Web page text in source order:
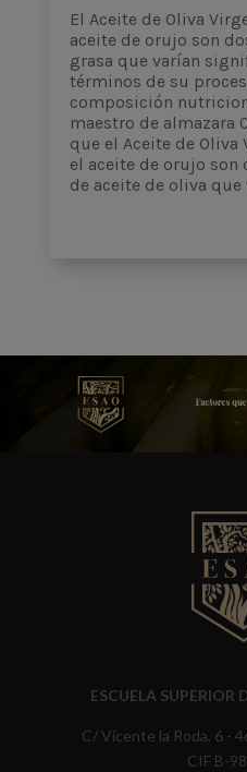
El Aceite de Oliva
aceite de orujo son
grasa que varían
términos de su
composición
maestro de almazara
que el Aceite de Oliva
el aceite de orujo
de aceite de oliva que
ESCUELA SUPERIOR
C/ Vicente la Roda, 6 -
CIF B-